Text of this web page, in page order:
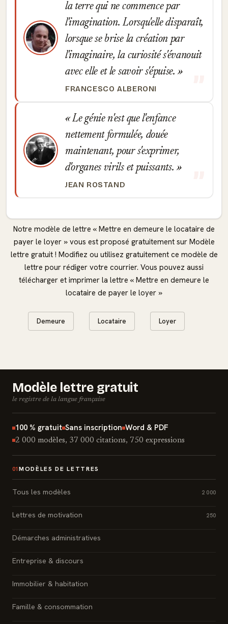
la terre qui ne commence par
l'imagination. Lorsqu'elle disparaît,
lorsque se brise la création par
l'imaginaire, la curiosité s'évanouit
avec elle et le savoir s'épuise.
FRANCESCO ALBERONI
Le génie n'est que l'enfance
nettement formulée, douée
maintenant, pour s'exprimer,
d'organes virils et puissants.
JEAN ROSTAND
Notre modèle de lettre « Mettre en demeure le locataire de
payer le loyer » vous est proposé gratuitement sur Modèle
lettre gratuit ! Modifiez ou utilisez gratuitement ce modèle de
lettre pour rédiger votre courrier. Vous pouvez aussi
télécharger et imprimer la lettre « Mettre en demeure le
locataire de payer le loyer »
Demeure Locataire Loyer
Modèle lettre gratuit
le registre de la langue française
100 % gratuit Sans inscription Word & PDF
2 000 modèles, 37 000 citations, 750 expressions
01 MODÈLES DE LETTRES
Tous les modèles 2 000
Lettres de motivation 250
Démarches administratives
Entreprise & discours
Immobilier & habitation
Famille & consommation